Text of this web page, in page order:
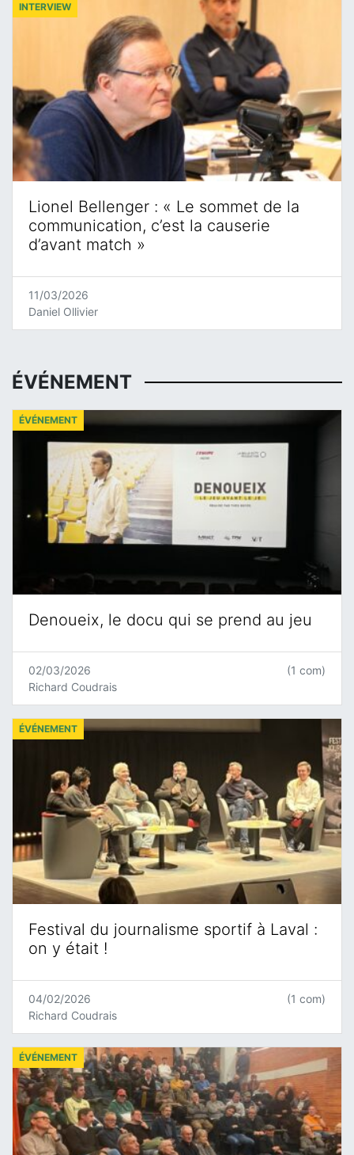
Lionel Bellenger : « Le sommet de la
communication, c’est la causerie
d’avant match »
INTERVIEW
11/03/2026
Daniel Ollivier
ÉVÉNEMENT
Denoueix, le docu qui se prend au jeu
ÉVÉNEMENT
02/03/2026
Richard Coudrais
(1 com)
Festival du journalisme sportif à Laval :
on y était !
ÉVÉNEMENT
04/02/2026
Richard Coudrais
(1 com)
ÉVÉNEMENT